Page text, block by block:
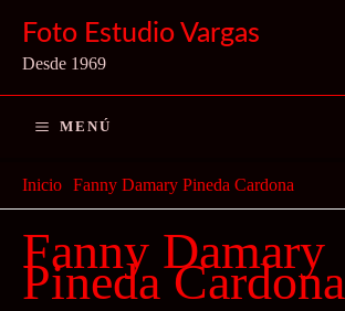
contenido
Foto Estudio Vargas
Desde 1969
MENÚ
Inicio Fanny Damary Pineda Cardona
Fanny Damary
Pineda Cardona